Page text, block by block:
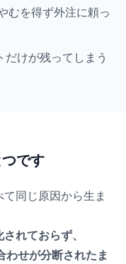
むを得ず外注に頼っ
けが残ってしまう
です
同じ原因から生ま
れておらず、
わせが分断されたま